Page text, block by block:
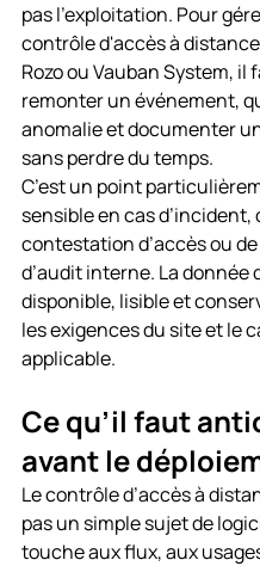
pas l’exploitation. Pour
contrôle d'accès à
Rozo ou Vauban System, il
remonter un événement,
anomalie et documenter
sans perdre du temps.
C’est un point
sensible en cas d’incident,
contestation d’accès ou
d’audit interne. La donnée
disponible, lisible et
les exigences du site et le
applicable.
Ce qu’il faut
avant le
Le contrôle d’accès à
pas un simple sujet de
touche aux flux, aux